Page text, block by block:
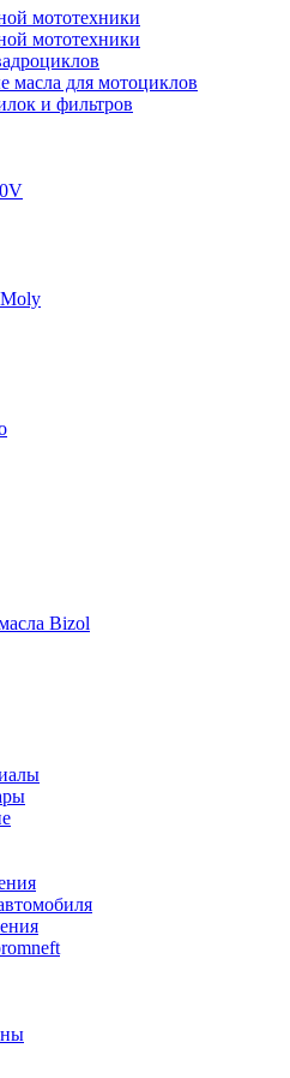
мототехники
мототехники
масла для мотоциклов
и фильтров
Bizol